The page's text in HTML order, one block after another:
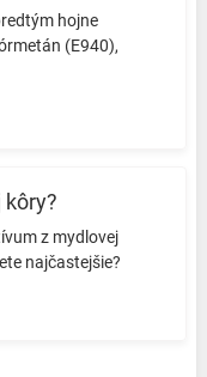
hojne
(E940),
kôry?
z mydlovej
najčastejšie?